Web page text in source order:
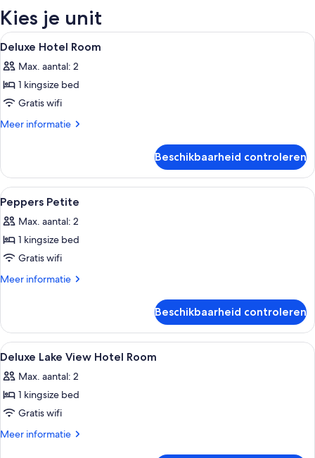
Good
Shepherd
Kies je unit
Alle
foto's
voor
Deluxe
Hotel
Room
Een hotelkamer met een bed, een
4
Deluxe Hotel Room
Max. aantal: 2
1 kingsize bed
Gratis wifi
Meer informatie
Meer
Hotel
Room
Beschikbaarheid controleren
Alle
foto's
voor
Peppers
Petite
laden
Een slaapkamer met een bed, een
5
Peppers Petite
Max. aantal: 2
1 kingsize bed
Gratis wifi
Meer informatie
Meer
Petite
Beschikbaarheid controleren
Alle
foto's
voor
Deluxe
Lake
View
Een hotelkamer met een groot bed,
10
Deluxe Lake View Hotel Room
Max. aantal: 2
1 kingsize bed
Gratis wifi
Meer informatie
Meer